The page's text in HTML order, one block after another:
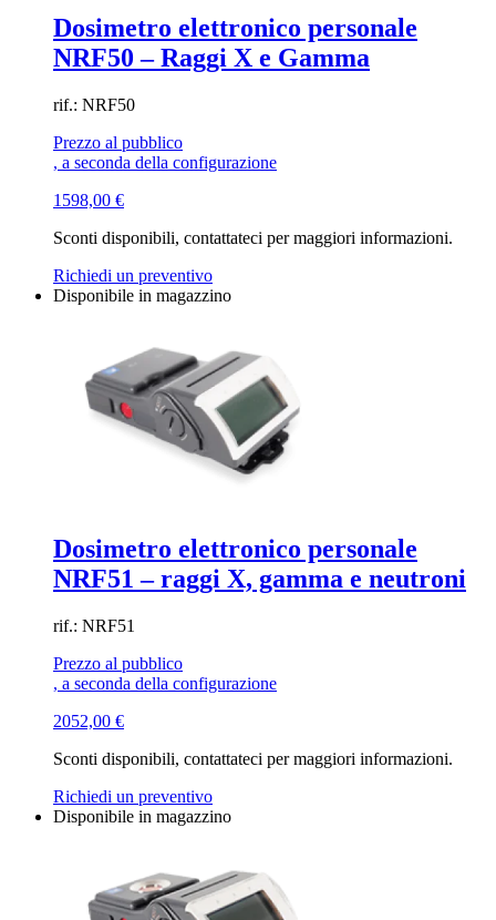
Dosimetro elettronico personale
NRF50 – Raggi X e Gamma
rif.: NRF50
Prezzo al pubblico
, a seconda della configurazione
1598,00 €
Sconti disponibili, contattateci per maggiori informazioni.
Richiedi un preventivo
Disponibile in magazzino
Dosimetro elettronico personale
NRF51 – raggi X, gamma e neutroni
rif.: NRF51
Prezzo al pubblico
, a seconda della configurazione
2052,00 €
Sconti disponibili, contattateci per maggiori informazioni.
Richiedi un preventivo
Disponibile in magazzino